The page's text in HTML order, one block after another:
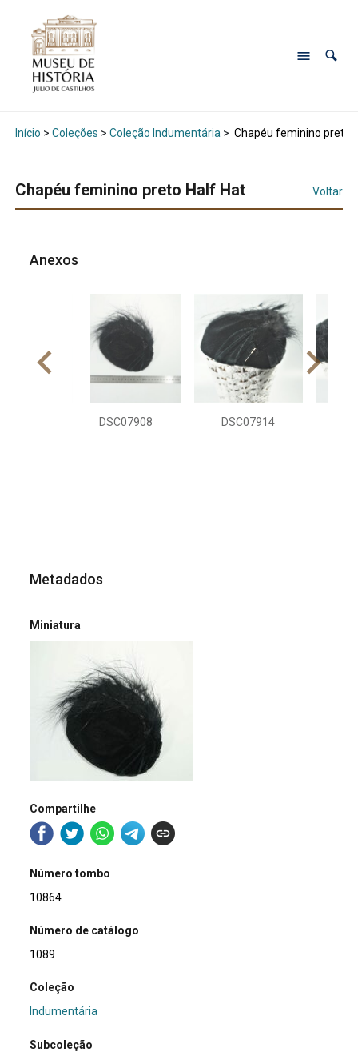
Início > Coleções > Coleção Indumentária > Chapéu feminino preto
Chapéu feminino preto Half Hat Voltar
Anexos
DSC07908 DSC07914
Metadados
Miniatura
Compartilhe
Número tombo
10864
Número de catálogo
1089
Coleção
Indumentária
Subcoleção